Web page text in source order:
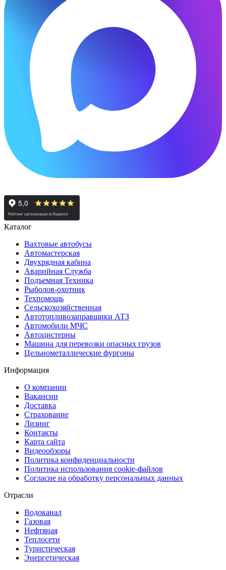
Каталог
Вахтовые автобусы
Автомастерская
Двухрядная кабина
Аварийная Служба
Подъемная Техника
Рыболов-охотник
Техпомощь
Сельскохозяйственная
Автотопливозаправщики АТЗ
Автомобили МЧС
Автоцистерны
Машина для перевозки опасных грузов
Цельнометаллические фургоны
Информация
О компании
Вакансии
Доставка
Страхование
Лизинг
Контакты
Карта сайта
Видеообзоры
Политика конфиденциальности
Политика использования сookie-файлов
Согласие на обработку персональных данных
Отрасли
Водоканал
Газовая
Нефтяная
Теплосети
Туристическая
Энергетическая